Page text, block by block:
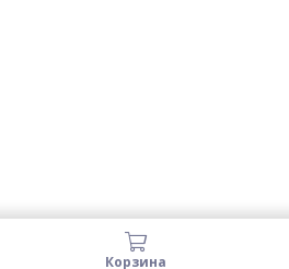
Корзина